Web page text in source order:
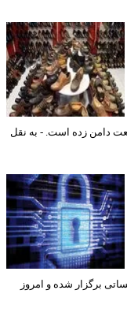
زده است. - به نقل
شده و امروز